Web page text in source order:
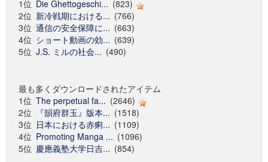
1位 Die Ghettogeschi... (823)
2位 新冷戦期における... (766)
3位 通信の安全保障に... (663)
4位 ショート動画の効... (639)
5位 J.S. ミルの社会... (490)
最も多くダウンロードされたアイテム
1位 The perpetual fa... (2646)
2位
『韻府群玉』版本... (1518)
3位 日本における赤痢... (1109)
4位 Promoting Manga ... (1096)
5位 慶應義塾大学日吉... (854)